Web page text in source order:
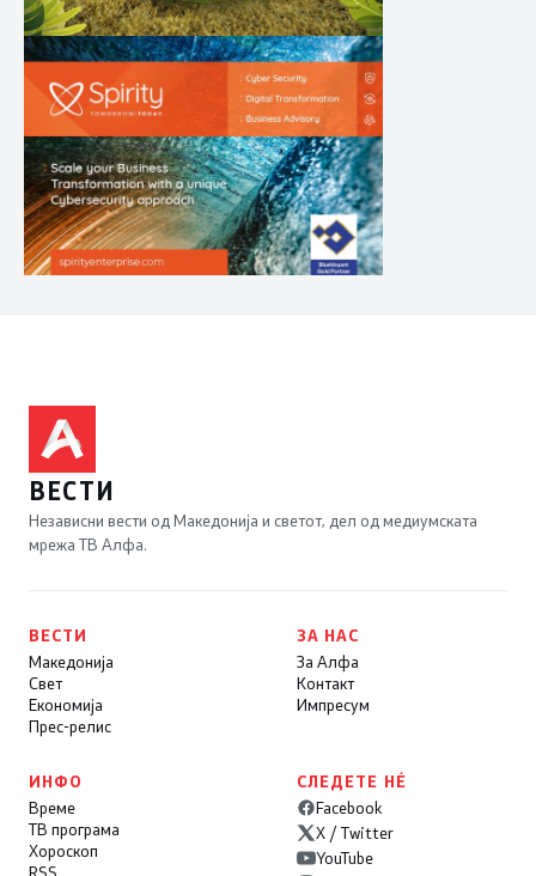
ВЕСТИ
Независни вести од Македонија и светот, дел од медиумската
мрежа ТВ Алфа.
ВЕСТИ
Македонија
Свет
Економија
Прес-релис
ЗА НАС
За Алфа
Контакт
Импресум
ИНФО
Време
ТВ програма
Хороскоп
СЛЕДЕТЕ НÉ
Facebook
X / Twitter
YouTube